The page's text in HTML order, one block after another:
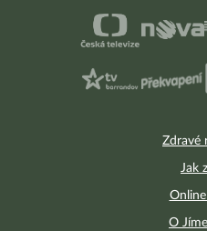
Zdravé
Jak
O